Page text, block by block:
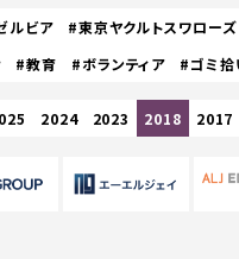
ルビア #東京ヤクルトスワローズ
#教育 #ボランティア #ゴミ拾
2024 2023 2018 2017